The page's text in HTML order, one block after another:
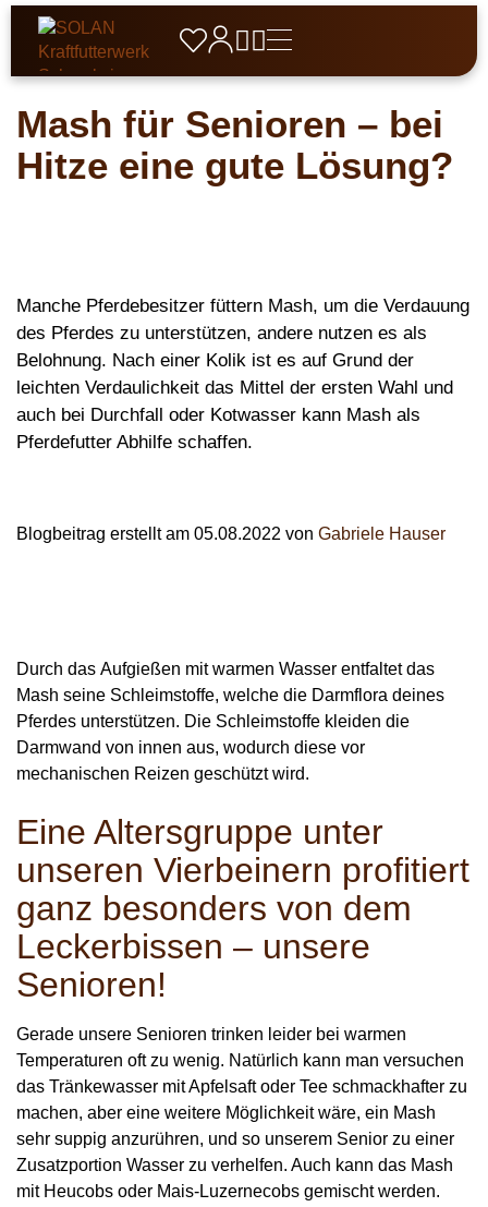
  
Produkte
Schweine
Eber
Getreidefrei
Mineralfutter
Raufutter
Mastrinder
Milchkühe
Rehwild
Rotwild
Damwild
Fasane
Geflügel
Aufzuchtfutter
Legefutter
Puten
Schafe & Ziegen
Lämmer / Kitze
Einstreu
Siliermittel
Werbeartikel
Unternehmen
Über SOLAN
Zertifikate und Standards
Karriere
Service & Beratung
FAQ
Downloads

Mash für Senioren – bei
Hitze eine gute Lösung?
Manche Pferdebesitzer füttern Mash, um die Verdauung
des Pferdes zu unterstützen, andere nutzen es als
Belohnung. Nach einer Kolik ist es auf Grund der
leichten Verdaulichkeit das Mittel der ersten Wahl und
auch bei Durchfall oder Kotwasser kann Mash als
Pferdefutter Abhilfe schaffen.
Blogbeitrag erstellt am 05.08.2022 von Gabriele Hauser
Durch das Aufgießen mit warmen Wasser entfaltet das
Mash seine Schleimstoffe, welche die Darmflora deines
Pferdes unterstützen. Die Schleimstoffe kleiden die
Darmwand von innen aus, wodurch diese vor
mechanischen Reizen geschützt wird.
Eine Altersgruppe unter
unseren Vierbeinern profitiert
ganz besonders von dem
Leckerbissen – unsere
Senioren!
Gerade unsere Senioren trinken leider bei warmen
Temperaturen oft zu wenig. Natürlich kann man versuchen
das Tränkewasser mit Apfelsaft oder Tee schmackhafter zu
machen, aber eine weitere Möglichkeit wäre, ein Mash
sehr suppig anzurühren, und so unserem Senior zu einer
Zusatzportion Wasser zu verhelfen. Auch kann das Mash
mit Heucobs oder Mais-Luzernecobs gemischt werden.